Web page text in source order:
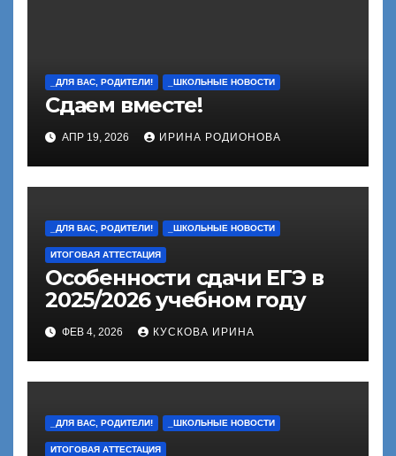
_ДЛЯ ВАС, РОДИТЕЛИ! _ШКОЛЬНЫЕ НОВОСТИ
Сдаем вместе!
АПР 19, 2026 ИРИНА РОДИОНОВА
_ДЛЯ ВАС, РОДИТЕЛИ! _ШКОЛЬНЫЕ НОВОСТИ
ИТОГОВАЯ АТТЕСТАЦИЯ
Особенности сдачи ЕГЭ в
2025/2026 учебном году
ФЕВ 4, 2026 КУСКОВА ИРИНА
_ДЛЯ ВАС, РОДИТЕЛИ! _ШКОЛЬНЫЕ НОВОСТИ
ИТОГОВАЯ АТТЕСТАЦИЯ